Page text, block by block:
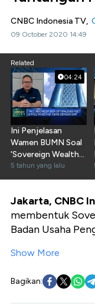
CNBC Indonesia TV,
09 October 2020 14:49
Related
04:24
Ini Penjelasan
Wamen BUMN Soal
'Sovereign Wealth
Fund'
5 tahun yang lalu
Jakarta, CNBC
membentuk
Badan Usaha
Show More
Bagikan: